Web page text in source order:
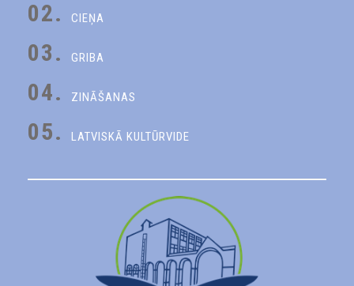
02. CIEŅA
03. GRIBA
04. ZINĀŠANAS
05. LATVISKĀ KULTŪRVIDE